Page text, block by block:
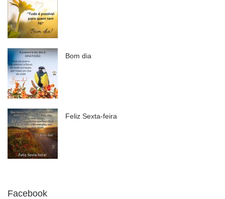
Bom dia
Feliz Sexta-feira
Facebook